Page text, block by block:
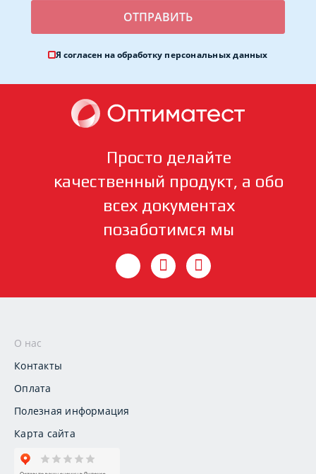
Я согласен на обработку персональных данных
Просто делайте
качественный продукт, а обо
всех документах
позаботимся мы
О нас
Контакты
Оплата
Полезная информация
Карта сайта